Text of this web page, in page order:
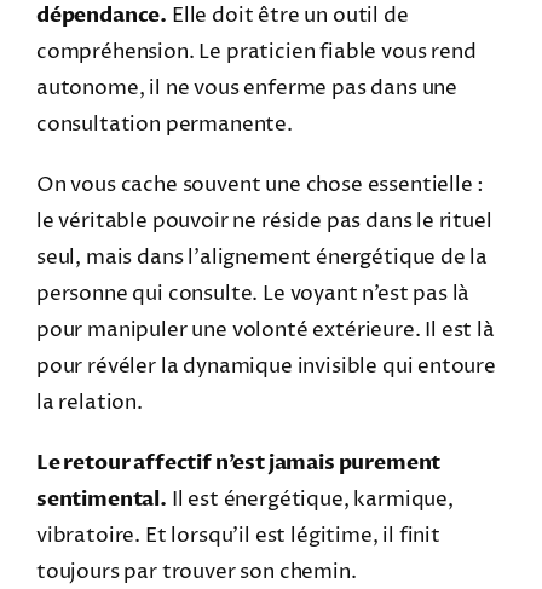
dépendance. Elle doit être un outil de
compréhension. Le praticien fiable vous rend
autonome, il ne vous enferme pas dans une
consultation permanente.
On vous cache souvent une chose essentielle :
le véritable pouvoir ne réside pas dans le rituel
seul, mais dans l’alignement énergétique de la
personne qui consulte. Le voyant n’est pas là
pour manipuler une volonté extérieure. Il est là
pour révéler la dynamique invisible qui entoure
la relation.
Le retour affectif n’est jamais purement
sentimental. Il est énergétique, karmique,
vibratoire. Et lorsqu’il est légitime, il finit
toujours par trouver son chemin.